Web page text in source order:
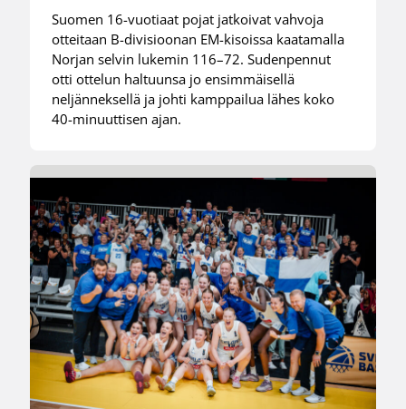
Suomen 16-vuotiaat pojat jatkoivat vahvoja
otteitaan B-divisioonan EM-kisoissa kaatamalla
Norjan selvin lukemin 116–72. Sudenpennut
otti ottelun haltuunsa jo ensimmäisellä
neljänneksellä ja johti kamppailua lähes koko
40-minuuttisen ajan.